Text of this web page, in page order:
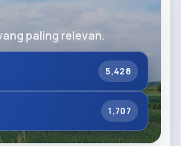
paling relevan.
5,428
1,707